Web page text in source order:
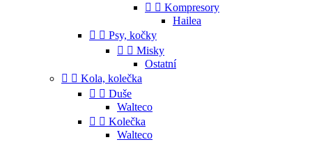
  Kompresory
Hailea
  Psy, kočky
  Misky
Ostatní
  Kola, kolečka
  Duše
Walteco
  Kolečka
Walteco